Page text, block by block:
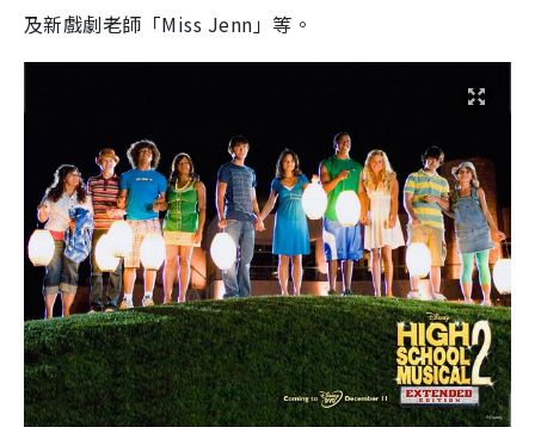
及新戲劇老師「Miss Jenn」等。